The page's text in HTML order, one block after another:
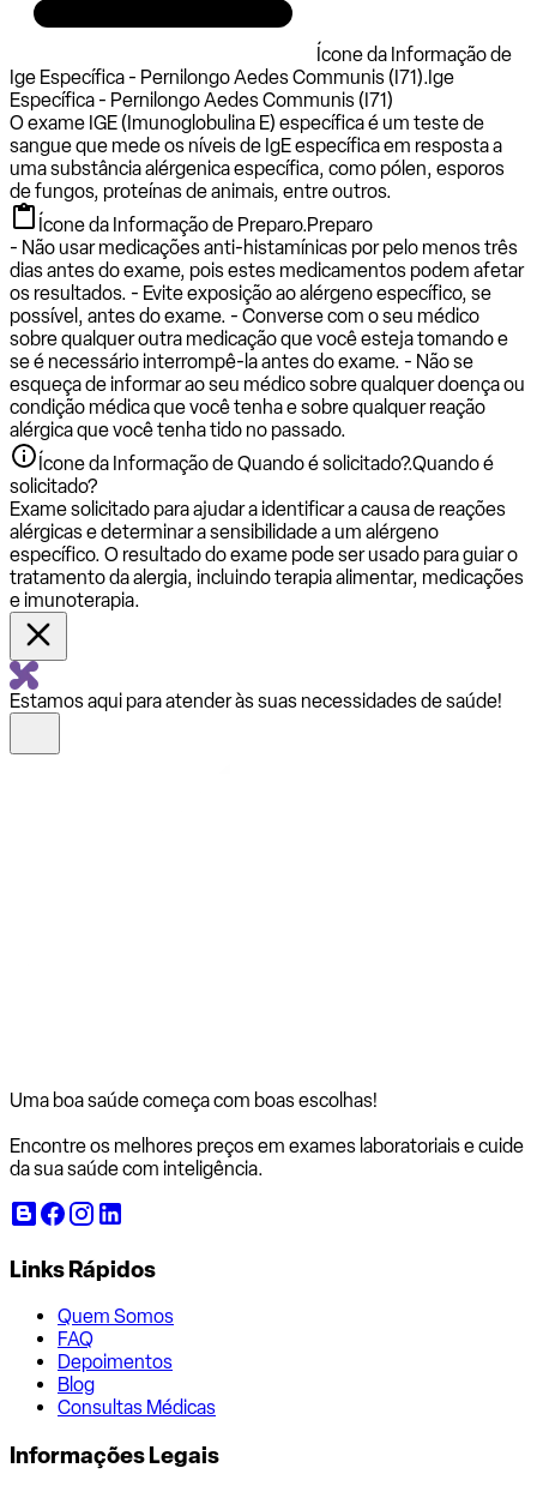
Ícone da Informação de
Ige Específica - Pernilongo Aedes Communis (I71).Ige
Específica - Pernilongo Aedes Communis (I71)
O exame IGE (Imunoglobulina E) específica é um teste de
sangue que mede os níveis de IgE específica em resposta a
uma substância alérgenica específica, como pólen, esporos
de fungos, proteínas de animais, entre outros.
Ícone da Informação de Preparo.Preparo
- Não usar medicações anti-histamínicas por pelo menos três
dias antes do exame, pois estes medicamentos podem afetar
os resultados. - Evite exposição ao alérgeno específico, se
possível, antes do exame. - Converse com o seu médico
sobre qualquer outra medicação que você esteja tomando e
se é necessário interrompê-la antes do exame. - Não se
esqueça de informar ao seu médico sobre qualquer doença ou
condição médica que você tenha e sobre qualquer reação
alérgica que você tenha tido no passado.
Ícone da Informação de Quando é solicitado?.Quando é
solicitado?
Exame solicitado para ajudar a identificar a causa de reações
alérgicas e determinar a sensibilidade a um alérgeno
específico. O resultado do exame pode ser usado para guiar o
tratamento da alergia, incluindo terapia alimentar, medicações
e imunoterapia.
Estamos aqui para atender às suas necessidades de saúde!
Uma boa saúde começa com boas escolhas!
Encontre os melhores preços em exames laboratoriais e cuide
da sua saúde com inteligência.
Links Rápidos
Quem Somos
FAQ
Depoimentos
Blog
Consultas Médicas
Informações Legais